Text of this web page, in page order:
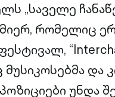
„საველე
რომელიც
მუსიკოსებმა
უნდა